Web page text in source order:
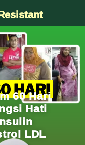
Manis
HARI
60 Hari
Hati
LDL